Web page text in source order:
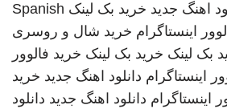
اهنگ جدید خرید بک لینک Spanish
اینستاگرام خرید شال و روسری
بک لینک خرید بک لینک خرید فالوور
اینستاگرام دانلود اهنگ جدید خرید
اینستاگرام دانلود اهنگ جدید دانلود